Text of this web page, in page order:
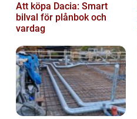
Att köpa Dacia: Smart
bilval för plånbok och
vardag